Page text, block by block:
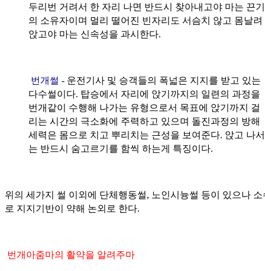
두리번 거려서 한 자리 나면 반드시 찾아내고야 마는 끈기
의 소유자이며 멀리 떨어진 빈자리도 서슴치 않고 몸날려
앉고야 마는 신속성을 과시한다.
번개썰 - 운전기사 및 승객들의 폭넓은 지지를 받고 있는
다수썰이다. 탑승에서 자리에 앉기까지의 일련의 과정을
번개같이 수행해 나가는 유형으로서 목표에 앉기까지 걸
리는 시간의 극소화에 주력하고 있으며 돌진과정의 방해
세력은 몸으로 치고 뿌리치는 근성을 보여준다. 앉고 나서
는 반드시 숨고르기를 함씩 하는게 특징이다.
위의 세가지 썰 이외에 단체행동썰, 노인시늉썰 등이 있으나 소
로 지지기반이 약해 논외로 한다.
번개아줌마의 활약을 알려주마